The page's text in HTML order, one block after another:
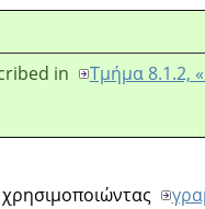
in
Τμήμα 8.1.2,